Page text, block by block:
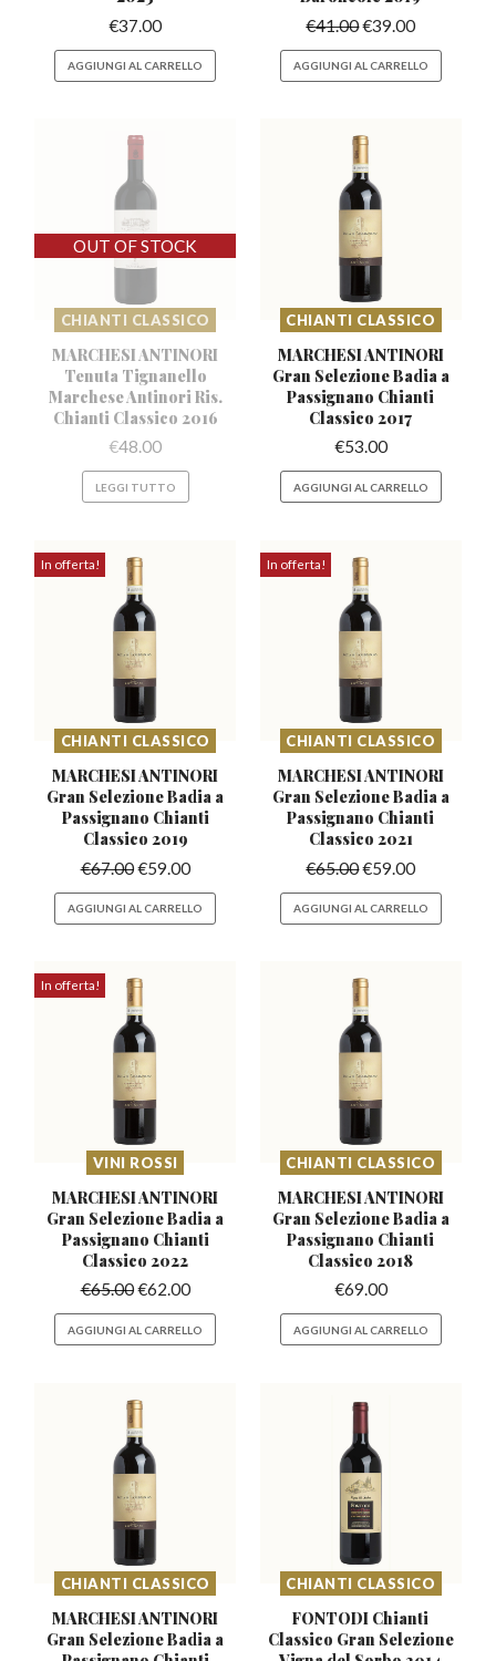
€37.00
AGGIUNGI AL CARRELLO
€41.00€39.00
AGGIUNGI AL CARRELLO
CHIANTI CLASSICO
MARCHESI ANTINORI
Tenuta Tignanello
MarcheseAntinori Ris.
Chianti Classico 2016
€48.00
LEGGI TUTTO
CHIANTI CLASSICO
MARCHESI ANTINORI
Gran Selezione Badia a
Passignano Chianti
Classico 2017
€53.00
AGGIUNGI AL CARRELLO
In offerta!
CHIANTI CLASSICO
MARCHESI ANTINORI
Gran Selezione Badia a
Passignano Chianti
Classico 2019
€67.00€59.00
AGGIUNGI AL CARRELLO
In offerta!
CHIANTI CLASSICO
MARCHESI ANTINORI
Gran Selezione Badia a
Passignano Chianti
Classico 2021
€65.00€59.00
AGGIUNGI AL CARRELLO
In offerta!
VINI ROSSI
MARCHESI ANTINORI
Gran Selezione Badia a
Passignano Chianti
Classico 2022
€65.00€62.00
AGGIUNGI AL CARRELLO
CHIANTI CLASSICO
MARCHESI ANTINORI
Gran Selezione Badia a
Passignano Chianti
Classico 2018
€69.00
AGGIUNGI AL CARRELLO
CHIANTI CLASSICO
MARCHESI ANTINORI
Gran Selezione Badia a
CHIANTI CLASSICO
FONTODI Chianti
Classico Gran Selezione